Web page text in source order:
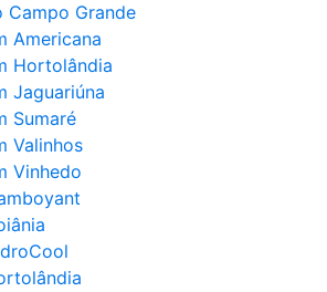
Campo Grande
Americana
Hortolândia
Jaguariúna
Sumaré
Valinhos
Vinhedo